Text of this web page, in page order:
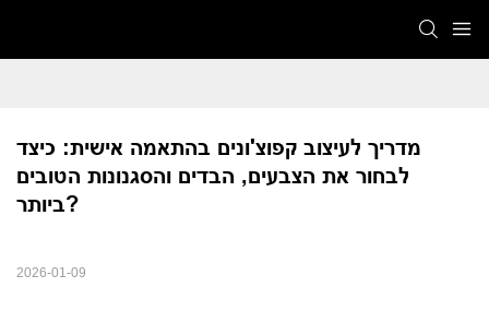
מדריך לעיצוב קפוצ'ונים בהתאמה אישית: כיצד
לבחור את הצבעים, הבדים והסגנונות הטובים
ביותר?
2026-01-09